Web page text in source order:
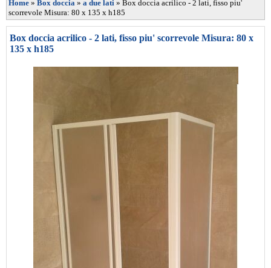
Home » Box doccia » a due lati » Box doccia acrilico - 2 lati, fisso piu'
scorrevole Misura: 80 x 135 x h185
Box doccia acrilico - 2 lati, fisso piu' scorrevole Misura: 80 x
135 x h185